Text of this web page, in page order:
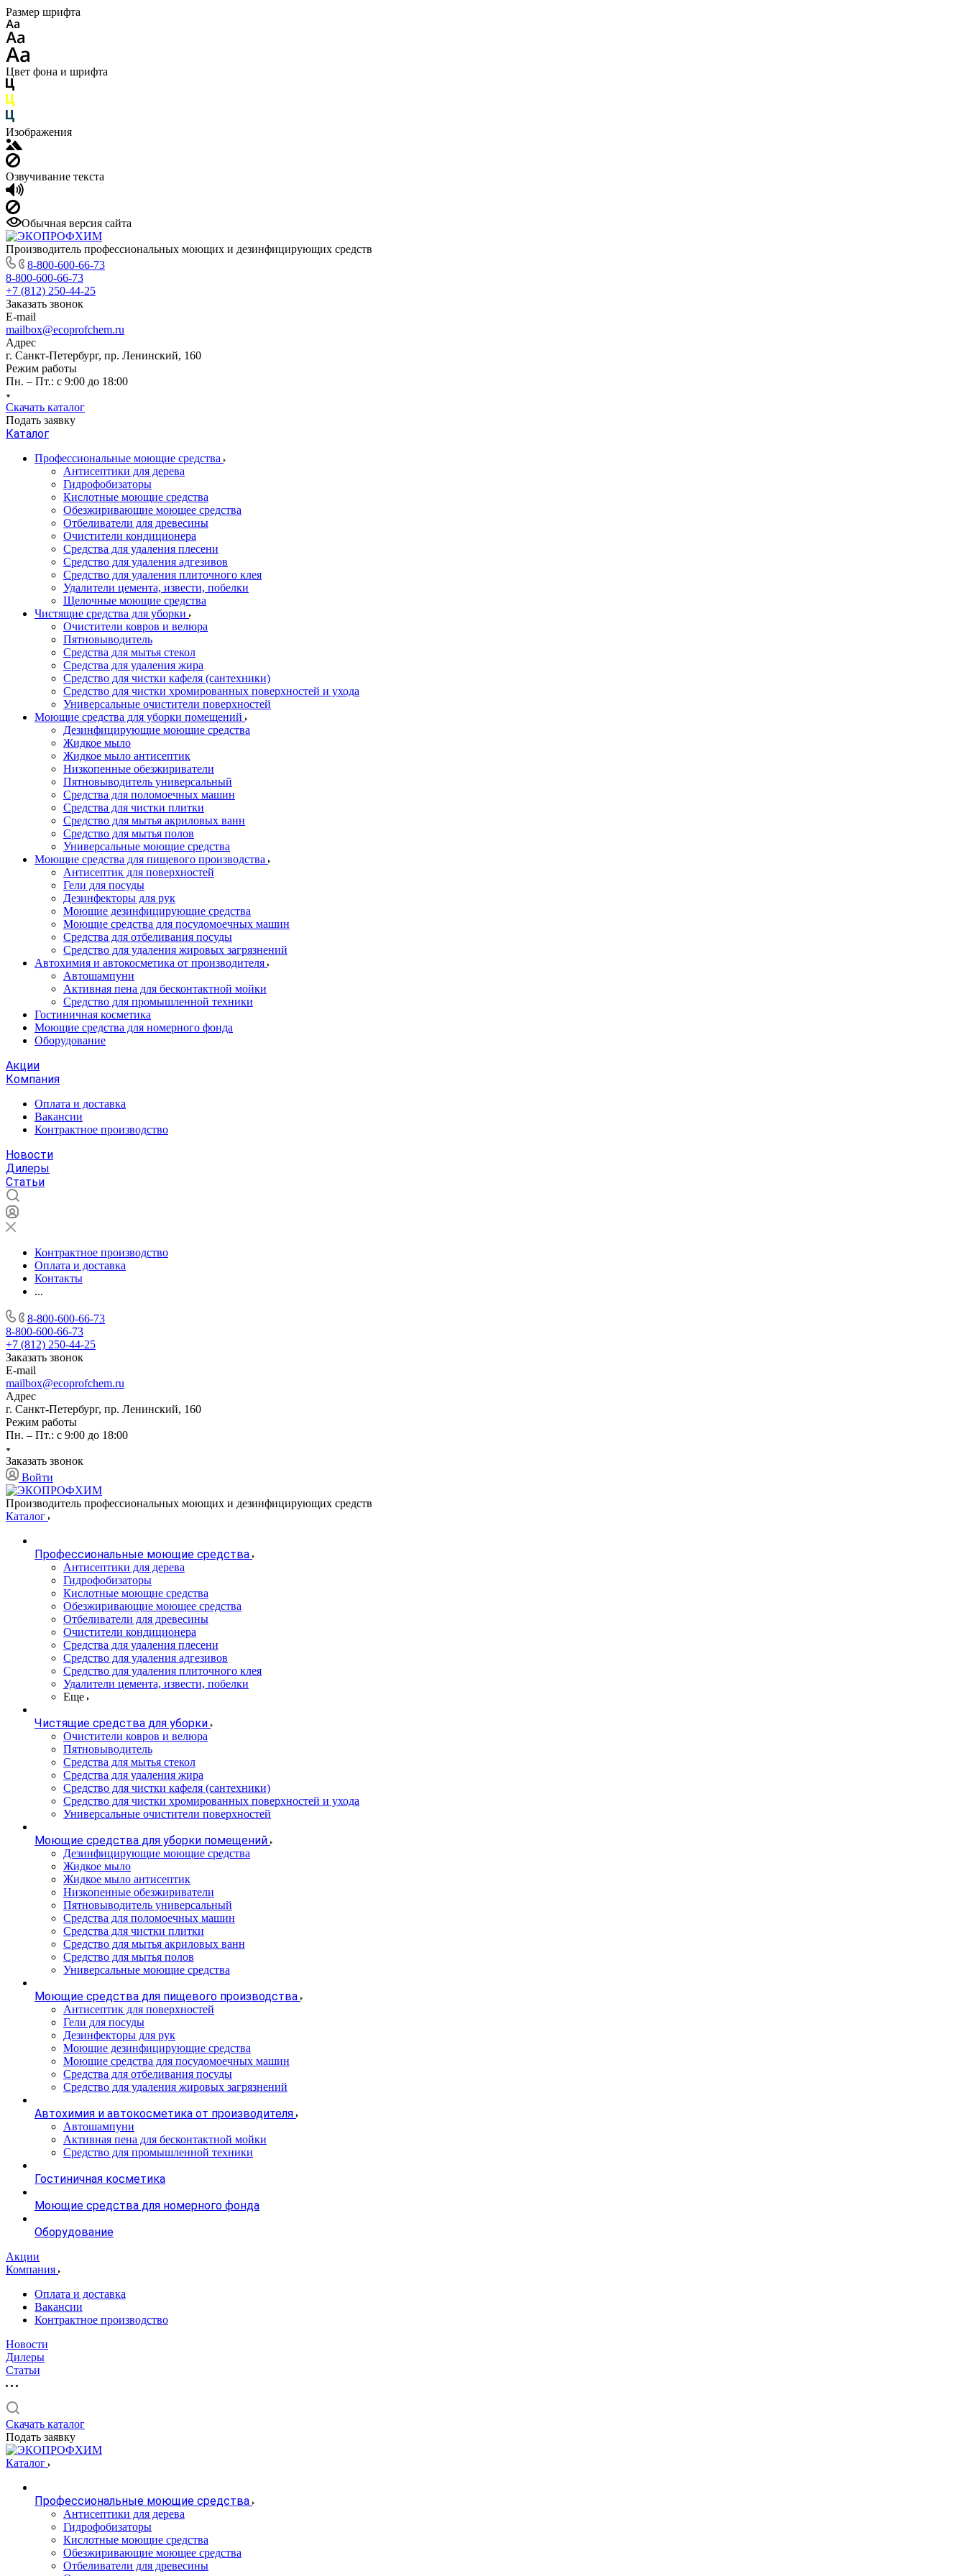
Размер шрифта
Цвет фона и шрифта
Изображения
Озвучивание текста
Обычная версия сайта
Производитель профессиональных моющих и дезинфицирующих средств
8-800-600-66-73
8-800-600-66-73
+7 (812) 250-44-25
Заказать звонок
E-mail
mailbox@ecoprofchem.ru
Адрес
г. Санкт-Петербург, пр. Ленинский, 160
Режим работы
Пн. – Пт.: с 9:00 до 18:00
Скачать каталог
Подать заявку
Каталог
Профессиональные моющие средства
Антисептики для дерева
Гидрофобизаторы
Кислотные моющие средства
Обезжиривающие моющее средства
Отбеливатели для древесины
Очистители кондиционера
Средства для удаления плесени
Средство для удаления адгезивов
Средство для удаления плиточного клея
Удалители цемента, извести, побелки
Щелочные моющие средства
Чистящие средства для уборки
Очистители ковров и велюра
Пятновыводитель
Средства для мытья стекол
Средства для удаления жира
Средство для чистки кафеля (сантехники)
Средство для чистки хромированных поверхностей и ухода
Универсальные очистители поверхностей
Моющие средства для уборки помещений
Дезинфицирующие моющие средства
Жидкое мыло
Жидкое мыло антисептик
Низкопенные обезжириватели
Пятновыводитель универсальный
Средства для поломоечных машин
Средства для чистки плитки
Средство для мытья акриловых ванн
Средство для мытья полов
Универсальные моющие средства
Моющие средства для пищевого производства
Антисептик для поверхностей
Гели для посуды
Дезинфекторы для рук
Моющие дезинфицирующие средства
Моющие средства для посудомоечных машин
Средства для отбеливания посуды
Средство для удаления жировых загрязнений
Автохимия и автокосметика от производителя
Автошампуни
Активная пена для бесконтактной мойки
Средство для промышленной техники
Гостиничная косметика
Моющие средства для номерного фонда
Оборудование
Акции
Компания
Оплата и доставка
Вакансии
Контрактное производство
Новости
Дилеры
Статьи
Контрактное производство
Оплата и доставка
Контакты
...
8-800-600-66-73
8-800-600-66-73
+7 (812) 250-44-25
Заказать звонок
E-mail
mailbox@ecoprofchem.ru
Адрес
г. Санкт-Петербург, пр. Ленинский, 160
Режим работы
Пн. – Пт.: с 9:00 до 18:00
Заказать звонок
Войти
Производитель профессиональных моющих и дезинфицирующих средств
Каталог
Профессиональные моющие средства
Антисептики для дерева
Гидрофобизаторы
Кислотные моющие средства
Обезжиривающие моющее средства
Отбеливатели для древесины
Очистители кондиционера
Средства для удаления плесени
Средство для удаления адгезивов
Средство для удаления плиточного клея
Удалители цемента, извести, побелки
Еще
Чистящие средства для уборки
Очистители ковров и велюра
Пятновыводитель
Средства для мытья стекол
Средства для удаления жира
Средство для чистки кафеля (сантехники)
Средство для чистки хромированных поверхностей и ухода
Универсальные очистители поверхностей
Моющие средства для уборки помещений
Дезинфицирующие моющие средства
Жидкое мыло
Жидкое мыло антисептик
Низкопенные обезжириватели
Пятновыводитель универсальный
Средства для поломоечных машин
Средства для чистки плитки
Средство для мытья акриловых ванн
Средство для мытья полов
Универсальные моющие средства
Моющие средства для пищевого производства
Антисептик для поверхностей
Гели для посуды
Дезинфекторы для рук
Моющие дезинфицирующие средства
Моющие средства для посудомоечных машин
Средства для отбеливания посуды
Средство для удаления жировых загрязнений
Автохимия и автокосметика от производителя
Автошампуни
Активная пена для бесконтактной мойки
Средство для промышленной техники
Гостиничная косметика
Моющие средства для номерного фонда
Оборудование
Акции
Компания
Оплата и доставка
Вакансии
Контрактное производство
Новости
Дилеры
Статьи
Скачать каталог
Подать заявку
Каталог
Профессиональные моющие средства
Антисептики для дерева
Гидрофобизаторы
Кислотные моющие средства
Обезжиривающие моющее средства
Отбеливатели для древесины